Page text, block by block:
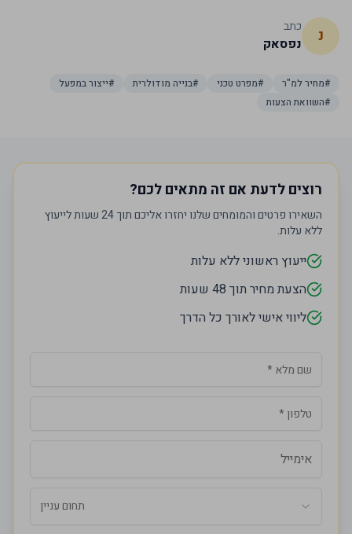
נ כתב
נפסאק
#מחיר למ"ר #מפרט טכני #בנייה מודולרית #ייצור במפעל
#השוואת הצעות
רוצים לדעת אם זה מתאים לכם?
השאירו פרטים והמומחים שלנו יחזרו אליכם תוך 24 שעות לייעוץ
ללא עלות.
ייעוץ ראשוני ללא עלות
הצעת מחיר תוך 48 שעות
ליווי אישי לאורך כל הדרך
Company website
תחום עניין